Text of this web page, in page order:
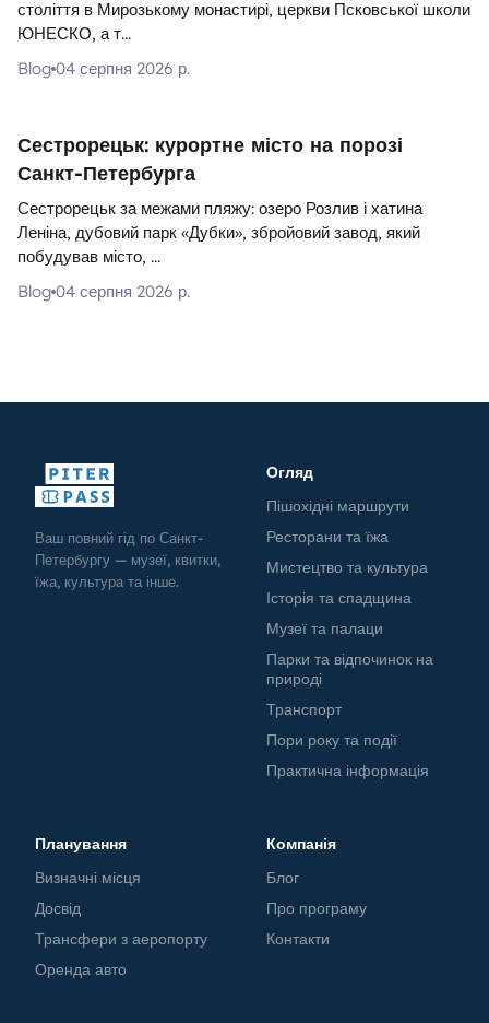
століття в Мирозькому монастирі, церкви Псковської школи
ЮНЕСКО, а т...
Blog 04 серпня 2026 р.
Сестрорецьк: курортне місто на порозі
Санкт-Петербурга
Сестрорецьк за межами пляжу: озеро Розлив і хатина
Леніна, дубовий парк «Дубки», збройовий завод, який
побудував місто, ...
Blog 04 серпня 2026 р.
Ваш повний гід по Санкт-
Петербургу — музеї, квитки,
їжа, культура та інше.
Огляд
Пішохідні маршрути
Ресторани та їжа
Мистецтво та культура
Історія та спадщина
Музеї та палаци
Парки та відпочинок на
природі
Транспорт
Пори року та події
Практична інформація
Планування
Визначні місця
Досвід
Трансфери з аеропорту
Оренда авто
Компанія
Блог
Про програму
Контакти